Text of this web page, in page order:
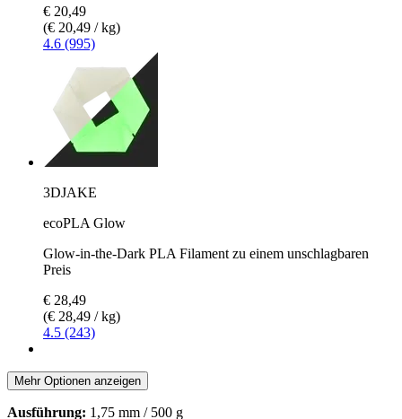
€ 20,49
(€ 20,49 / kg)
4.6 (995)
3DJAKE
ecoPLA Glow
Glow-in-the-Dark PLA Filament zu einem unschlagbaren
Preis
€ 28,49
(€ 28,49 / kg)
4.5 (243)
Mehr Optionen anzeigen
Ausführung: 1,75 mm / 500 g